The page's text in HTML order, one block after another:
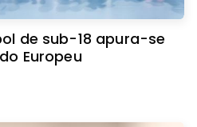
de sub-18 apura-se
Europeu